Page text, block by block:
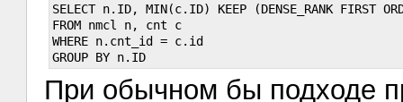
SELECT n.ID, MIN(c.ID) KEEP (DENSE_RANK FIRST
FROM nmcl n, cnt c
WHERE n.cnt_id = c.id
При обычном бы подходе